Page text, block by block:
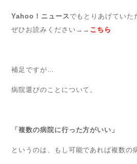
Yahoo！ニュース でもとりあげていた
ぜひお読みください→→ こちら
補足ですが…
病院選びのことについて。
「複数の病院に行った方がいい」
というのは、もし可能であれば複数の